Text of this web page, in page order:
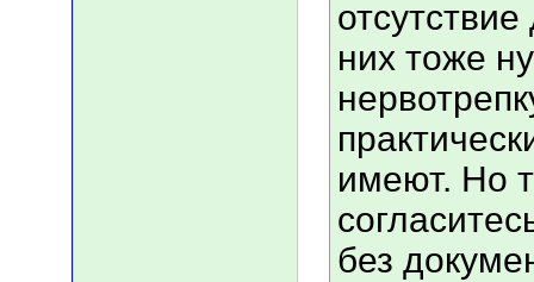
них тоже
имеют. Но
без